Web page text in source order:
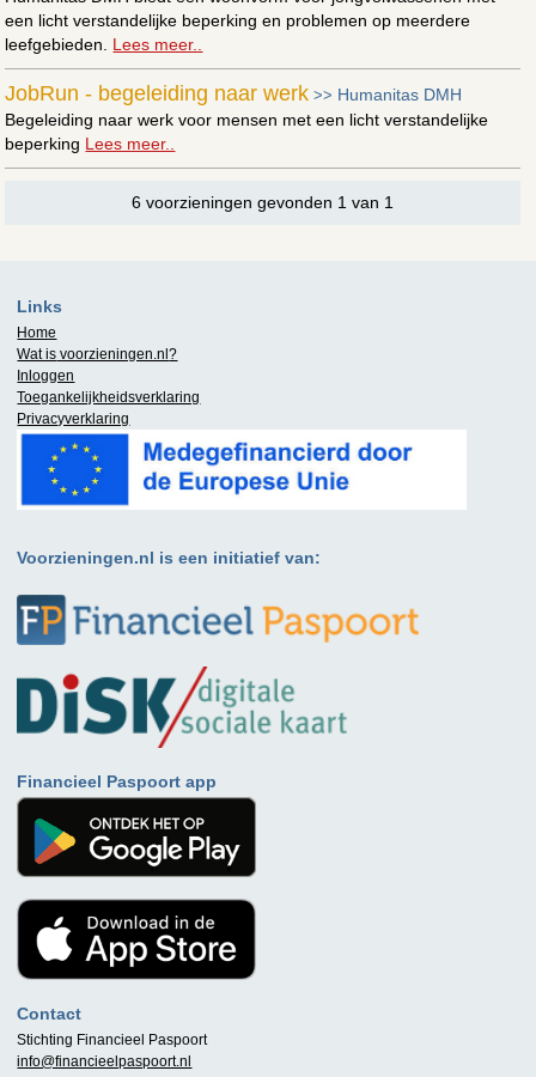
een licht verstandelijke beperking en problemen op meerdere
leefgebieden. Lees meer..
JobRun - begeleiding naar werk >> Humanitas DMH
Begeleiding naar werk voor mensen met een licht verstandelijke
beperking Lees meer..
6 voorzieningen gevonden 1 van 1
Links
Home
Wat is voorzieningen.nl?
Inloggen
Toegankelijkheidsverklaring
Privacyverklaring
Voorzieningen.nl is een initiatief van:
Financieel Paspoort app
Contact
Stichting Financieel Paspoort
info@financieelpaspoort.nl